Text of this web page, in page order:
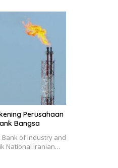
Perusahaan
Bangsa
of Industry and
National Iranian…